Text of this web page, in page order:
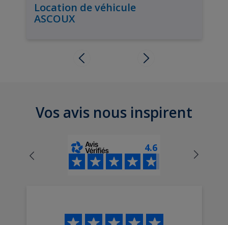
Location de véhicule
ASCOUX
Vos avis nous inspirent
4.6